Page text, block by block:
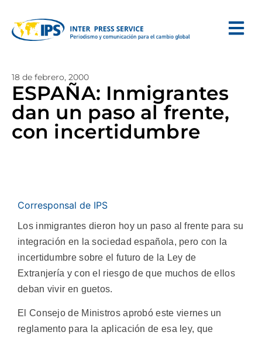
18 de febrero, 2000
ESPAÑA: Inmigrantes
dan un paso al frente,
con incertidumbre
Corresponsal de IPS
Los inmigrantes dieron hoy un paso al frente para su
integración en la sociedad española, pero con la
incertidumbre sobre el futuro de la Ley de
Extranjería y con el riesgo de que muchos de ellos
deban vivir en guetos.
El Consejo de Ministros aprobó este viernes un
reglamento para la aplicación de esa ley, que